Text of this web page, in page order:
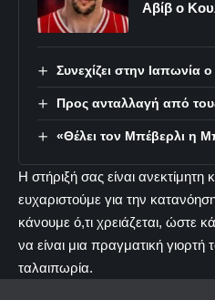
Αβίβ ο
Συνεχίζει στην Ιαπωνία
Προς ανταλλαγή από
«Θέλει τον Μπέβερλι η
Η στήριξή σας είναι ανεκτίμητη
ευχαριστούμε για την
κάνουμε ό,τι χρειάζεται, ώστε
να είναι μια πραγματική
ταλαιπωρία.